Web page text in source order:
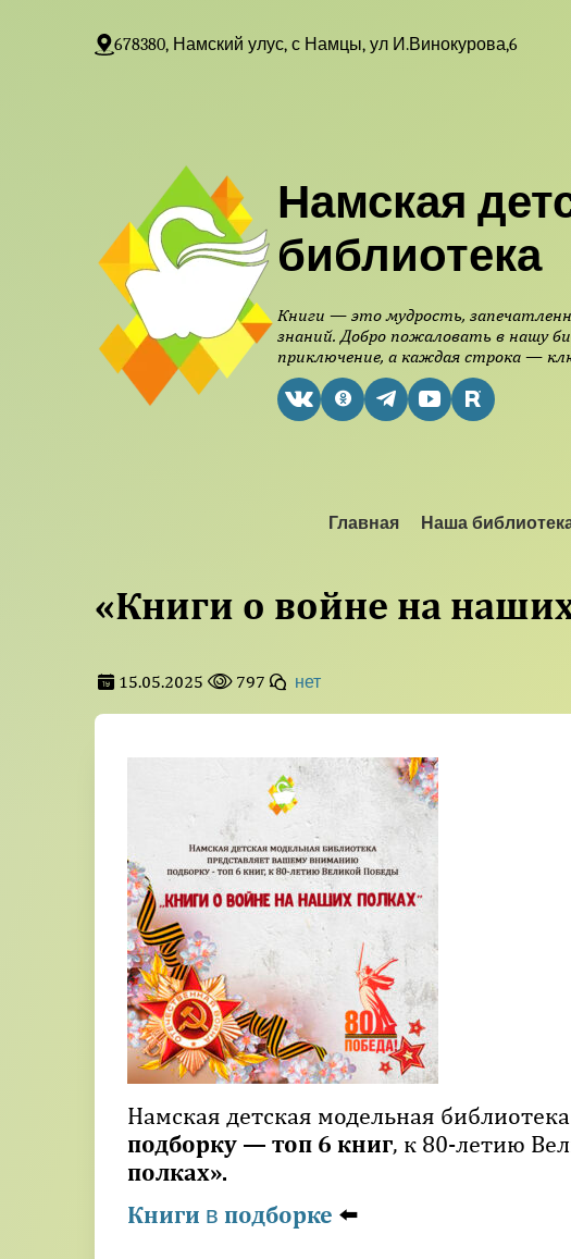
678380, Намский улус, с Намцы, ул И.Винокурова,6
Намская
библиотека
Книги — это мудрость,
знаний. Добро пожаловать в нашу
приключение, а каждая строка —
Главная Наша
«Книги о войне на
15.05.2025 797 нет
Намская детская модельная
подборку — топ 6 книг, к 80-летию
полках».
Книги в подборке ⬅️